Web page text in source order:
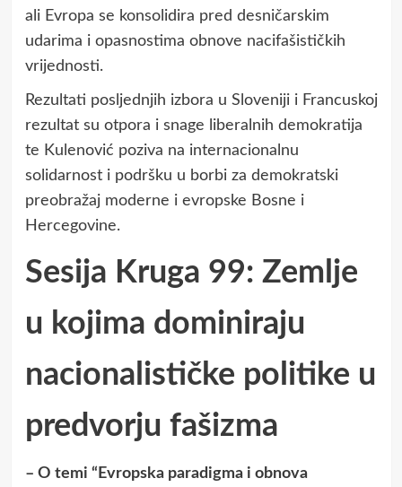
ali Evropa se konsolidira pred desničarskim
udarima i opasnostima obnove nacifašističkih
vrijednosti.
Rezultati posljednjih izbora u Sloveniji i Francuskoj
rezultat su otpora i snage liberalnih demokratija
te Kulenović poziva na internacionalnu
solidarnost i podršku u borbi za demokratski
preobražaj moderne i evropske Bosne i
Hercegovine.
Sesija Kruga 99: Zemlje
u kojima dominiraju
nacionalističke politike u
predvorju fašizma
– O temi “Evropska paradigma i obnova